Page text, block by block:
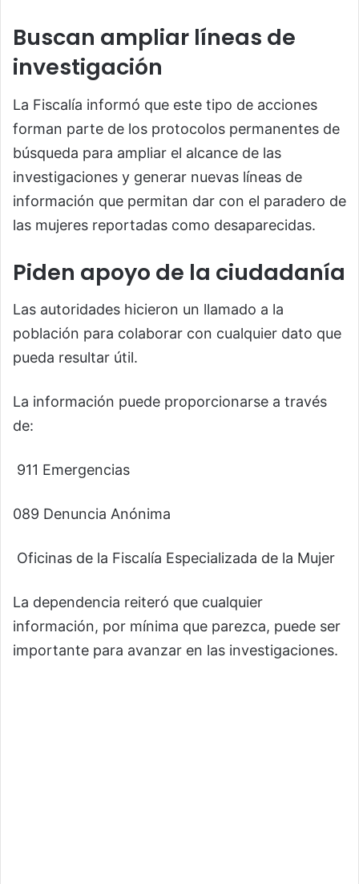
Buscan ampliar líneas de
investigación
La Fiscalía informó que este tipo de acciones
forman parte de los protocolos permanentes de
búsqueda para ampliar el alcance de las
investigaciones y generar nuevas líneas de
información que permitan dar con el paradero de
las mujeres reportadas como desaparecidas.
Piden apoyo de la ciudadanía
Las autoridades hicieron un llamado a la
población para colaborar con cualquier dato que
pueda resultar útil.
La información puede proporcionarse a través
de:
911 Emergencias
089 Denuncia Anónima
Oficinas de la Fiscalía Especializada de la Mujer
La dependencia reiteró que cualquier
información, por mínima que parezca, puede ser
importante para avanzar en las investigaciones.